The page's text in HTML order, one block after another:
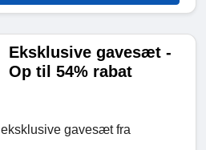
Eksklusive gavesæt -
Op til 54% rabat
gavesæt fra